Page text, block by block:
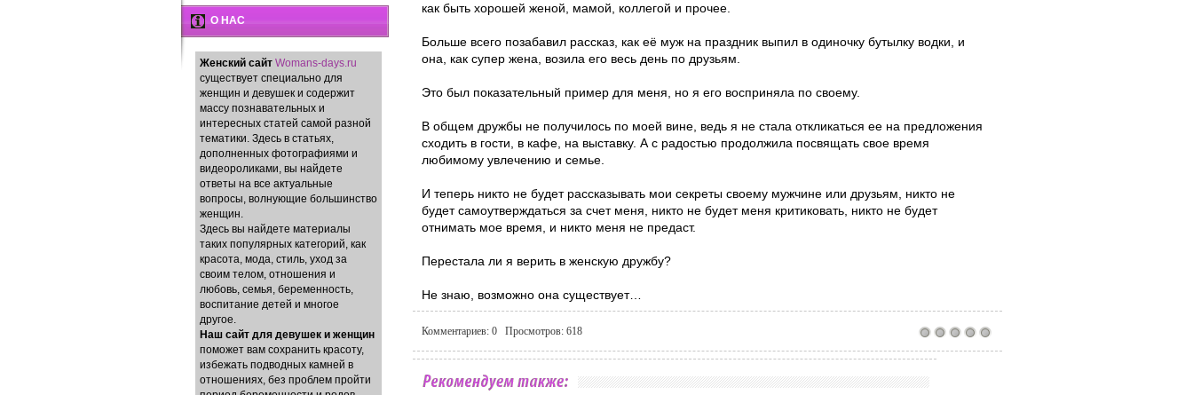
О НАС
Женский сайт Womans-days.ru
существует специально для
женщин и девушек и содержит
массу познавательных и
интересных статей самой разной
тематики. Здесь в статьях,
дополненных фотографиями и
видеороликами, вы найдете
ответы на все актуальные
вопросы, волнующие большинство
женщин.
Здесь вы найдете материалы
таких популярных категорий, как
красота, мода, стиль, уход за
своим телом, отношения и
любовь, семья, беременность,
воспитание детей и многое
другое.
Наш сайт для девушек и женщин
поможет вам сохранить красоту,
избежать подводных камней в
отношениях, без проблем пройти
как быть хорошей женой, мамой, коллегой и прочее.
Больше всего позабавил рассказ, как её муж на праздник выпил в одиночку бутылку водки, и
она, как супер жена, возила его весь день по друзьям.
Это был показательный пример для меня, но я его восприняла по своему.
В общем дружбы не получилось по моей вине, ведь я не стала откликаться ее на предложения
сходить в гости, в кафе, на выставку. А с радостью продолжила посвящать свое время
любимому увлечению и семье.
И теперь никто не будет рассказывать мои секреты своему мужчине или друзьям, никто не
будет самоутверждаться за счет меня, никто не будет меня критиковать, никто не будет
отнимать мое время, и никто меня не предаст.
Перестала ли я верить в женскую дружбу?
Не знаю, возможно она существует…
Комментариев: 0 Просмотров: 618